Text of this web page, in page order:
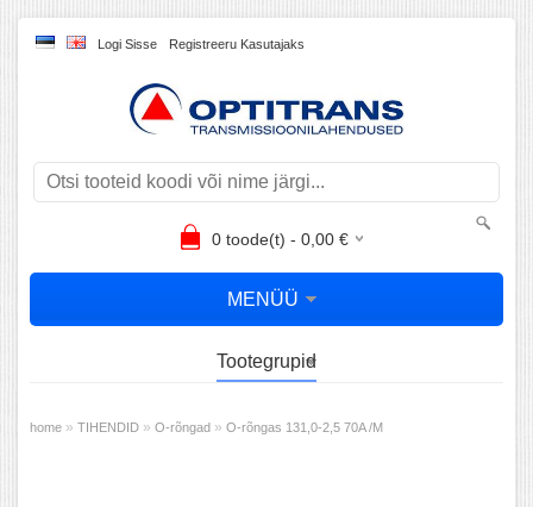
Logi Sisse Registreeru Kasutajaks
0toode(t) - 0,00€
MENÜÜ
Tootegrupid
home » TIHENDID » O-rõngad » O-rõngas 131,0-2,5 70A /M